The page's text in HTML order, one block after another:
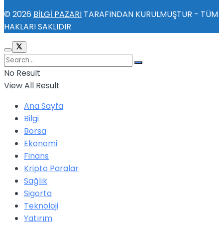
© 2026 BİLGİ PAZARI TARAFINDAN KURULMUŞTUR - TÜM
HAKLARI SAKLIDIR
No Result
View All Result
Ana Sayfa
Bilgi
Borsa
Ekonomi
Finans
Kripto Paralar
Sağlık
Sigorta
Teknoloji
Yatırım